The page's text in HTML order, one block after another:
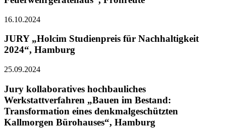
16.10.2024
JURY „Holcim Studienpreis für Nachhaltigkeit
2024“, Hamburg
25.09.2024
Jury kollaboratives hochbauliches
Werkstattverfahren „Bauen im Bestand:
Transformation eines denkmalgeschützten
Kallmorgen Bürohauses“, Hamburg